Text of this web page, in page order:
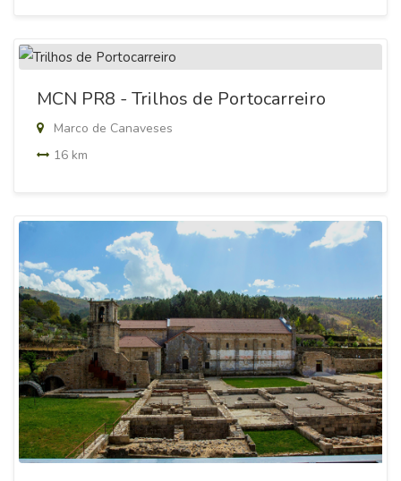
MCN PR8 - Trilhos de Portocarreiro
Marco de Canaveses
16 km